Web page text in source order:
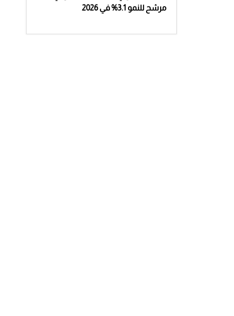
مرشح للنمو 3.1% في 2026